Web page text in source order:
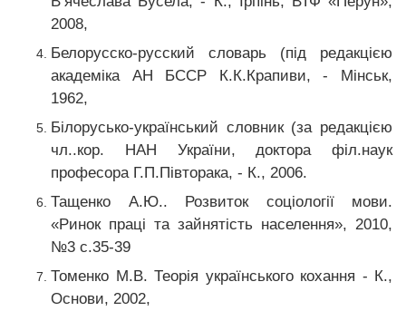
2008,
Белорусско-русский словарь (під редакцією
академіка АН БССР К.К.Крапиви, - Мінськ,
1962,
Білорусько-український словник (за редакцією
чл..кор. НАН України, доктора філ.наук
професора Г.П.Півторака, - К., 2006.
Тащенко А.Ю.. Розвиток соціології мови.
«Ринок праці та зайнятість населення», 2010,
№3 с.35-39
Томенко М.В. Теорія українського кохання - К.,
Основи, 2002,